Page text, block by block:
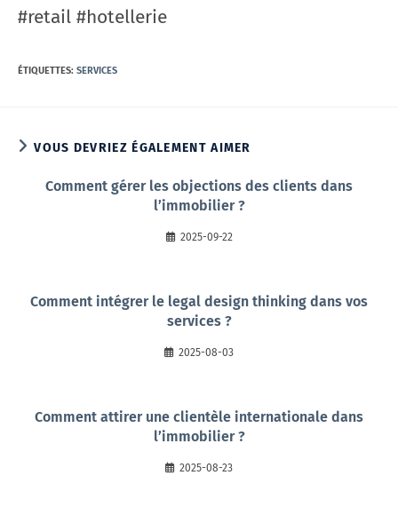
#retail #hotellerie
ÉTIQUETTES: SERVICES
VOUS DEVRIEZ ÉGALEMENT AIMER
Comment gérer les objections des clients dans
l’immobilier ?
2025-09-22
Comment intégrer le legal design thinking dans vos
services ?
2025-08-03
Comment attirer une clientèle internationale dans
l’immobilier ?
2025-08-23